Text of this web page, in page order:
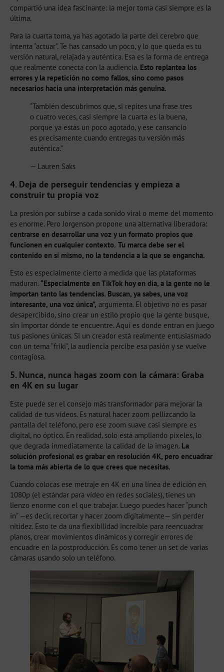
compartió una idea fascinante: la mejor toma casi siempre es la
última.
Para la cuarta toma, ya has agotado la parte del cerebro que
intenta “actuar”. Te has cansado un poco, y lo que queda es tu
versión natural, relajada y auténtica. Esa es la forma de entrega
que realmente conecta con la audiencia. Esto replantea los
errores y la repetición no como fallos, sino como pasos
necesarios hacia una interpretación más genuina.
“También descubrimos que, si repites una frase tres
o cuatro veces, casi siempre la cuarta es la buena,
porque ya estás un poco agotado, y ese cansancio
es precisamente cuando entregas tu versión más
auténtica.”
— Lauren Saks
4. Deja de perseguir tendencias y empieza a
construir tu propia voz
La presión por subirse a cada sonido viral o meme del momento
es enorme. Pero Jorgenson propone una alternativa liberadora:
centrarse en desarrollar una voz y un formato propios que
funcionen en cualquier contexto. Tu marca debe ser el
contenido en sí mismo, no la tendencia a la que se engancha.
Esto es especialmente cierto a medida que las plataformas
maduran. “Especialmente en TikTok hoy en día, a la gente no le
importan tanto las tendencias. Buscan, ya sabes, una voz
interesante, una voz única”, argumenta. El objetivo no es pasar
desapercibido, sino crear un estilo propio que la gente busque,
sin importar dónde te encuentre. Aquí es donde entran en juego
tus pasiones únicas. Si un creador está realmente entusiasmado
con un tema “friki”, la audiencia percibe esa pasión y se vuelve
contagiosa.
5. Nunca, nunca hagas zoom con la cámara: Graba
en 4K en su lugar
Este puede ser el consejo más transformador para mejorar la
calidad de tus vídeos. Es natural hacer zoom pellizcando la
pantalla del teléfono, pero ese zoom suave casi siempre es
digital, no óptico. En realidad, solo está ampliando píxeles, lo
que degrada inmediatamente la calidad de la imagen. La
solución profesional es grabar en resolución 4K, pero encuadrar
la toma más abierta de lo que crees que necesitas.
Cuando colocas ese metraje en 4K en una línea de edición en
1080p (el estándar para vídeo en redes sociales), tienes un
lienzo enorme con el que trabajar. Luego puedes hacer “punch
in” —es decir, recortar y hacer zoom digitalmente— sin perder
nitidez. Esto te da una flexibilidad increíble para reencuadrar
planos, crear movimientos dinámicos y corregir errores de
encuadre en la postproducción. Es como tener un set de varias
cámaras usando solo un teléfono.